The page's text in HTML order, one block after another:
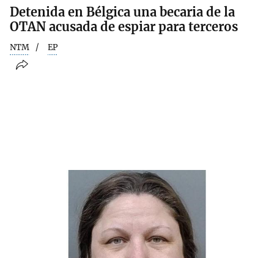
Detenida en Bélgica una becaria de la
OTAN acusada de espiar para terceros
NTM EP